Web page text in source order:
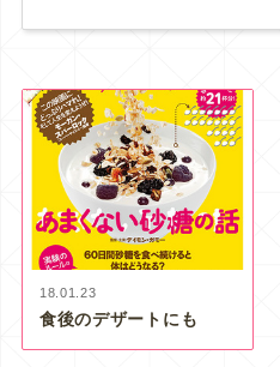
18.01.23
食後のデザートにも